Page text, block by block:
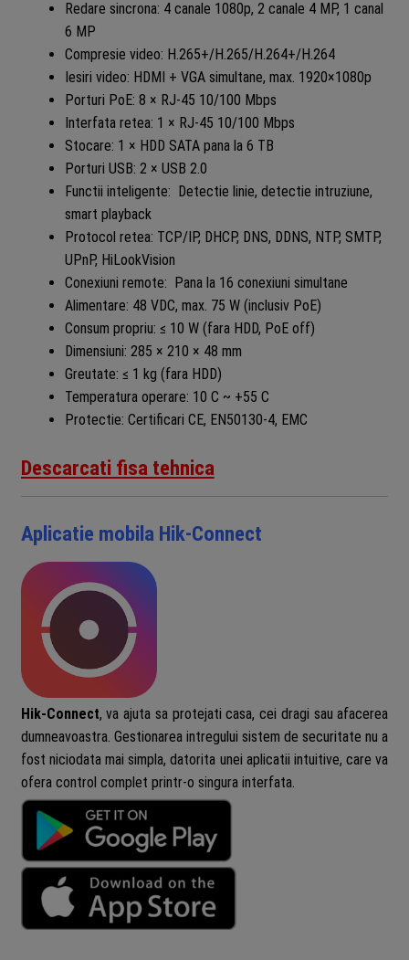
Redare sincrona: 4 canale 1080p, 2 canale 4 MP, 1 canal
6 MP
Compresie video: H.265+/H.265/H.264+/H.264
Iesiri video: HDMI + VGA simultane, max. 1920×1080p
Porturi PoE: 8 × RJ-45 10/100 Mbps
Interfata retea: 1 × RJ-45 10/100 Mbps
Stocare: 1 × HDD SATA pana la 6 TB
Porturi USB: 2 × USB 2.0
Functii inteligente: Detectie linie, detectie intruziune,
smart playback
Protocol retea: TCP/IP, DHCP, DNS, DDNS, NTP, SMTP,
UPnP, HiLookVision
Conexiuni remote: Pana la 16 conexiuni simultane
Alimentare: 48 VDC, max. 75 W (inclusiv PoE)
Consum propriu: ≤ 10 W (fara HDD, PoE off)
Dimensiuni: 285 × 210 × 48 mm
Greutate: ≤ 1 kg (fara HDD)
Temperatura operare: 10 C ~ +55 C
Protectie: Certificari CE, EN50130-4, EMC
Descarcati fisa tehnica
Aplicatie mobila Hik-Connect
Hik-Connect, va ajuta sa protejati casa, cei dragi sau afacerea
dumneavoastra. Gestionarea intregului sistem de securitate nu a
fost niciodata mai simpla, datorita unei aplicatii intuitive, care va
ofera control complet printr-o singura interfata.